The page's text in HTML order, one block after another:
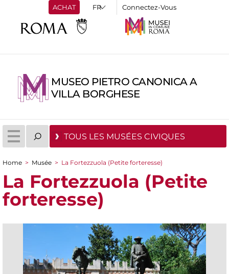
ACHAT Connectez-Vous
MUSEO PIETRO CANONICA A
VILLA BORGHESE
TOUS LES MUSÉES CIVIQUES
You are here
Home > Musée > La Fortezzuola (Petite forteresse)
La Fortezzuola (Petite
forteresse)